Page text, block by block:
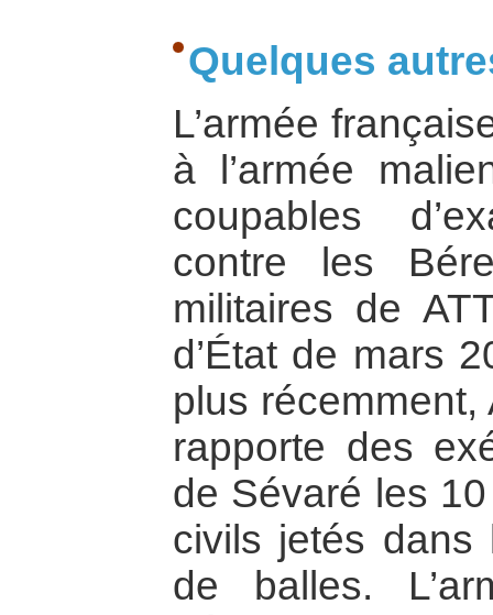
Quelques
L’armée
à l’armée
coupables
contre les
militaires de
d’État de mars
plus
rapporte des
de Sévaré les
civils jetés dans
de balles.